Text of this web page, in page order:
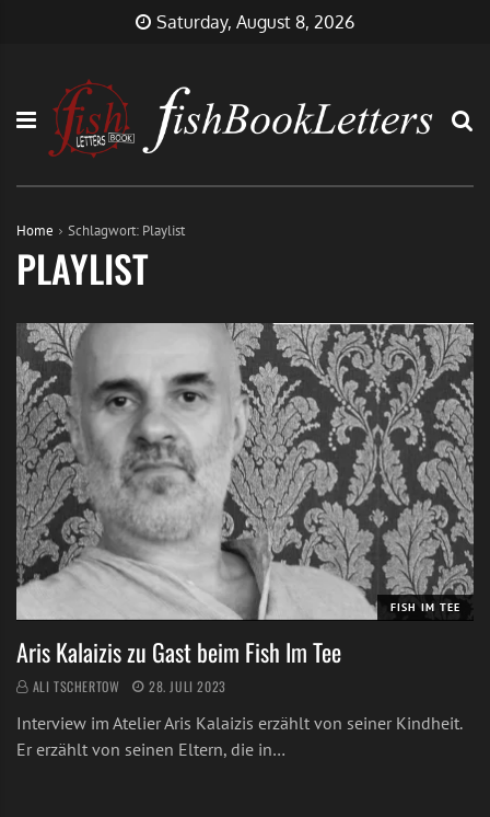
Saturday, August 8, 2026
Home Schlagwort: Playlist
PLAYLIST
FISH IM TEE
Aris Kalaizis zu Gast beim Fish Im Tee
ALI TSCHERTOW 28. JULI 2023
Interview im Atelier Aris Kalaizis erzählt von seiner Kindheit.
Er erzählt von seinen Eltern, die in…